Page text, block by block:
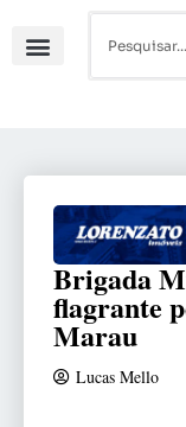
Brigada
flagrante
Marau
Lucas Mello